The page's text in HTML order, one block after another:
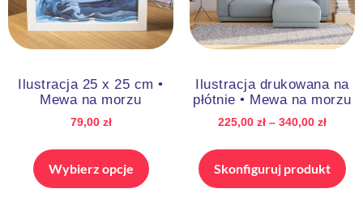
Ilustracja 25 x 25 cm •
Mewa na morzu
79,00 zł
Wybierz opcje
Ilustracja drukowana na
płótnie • Mewa na morzu
225,00 zł – 340,00 zł
Skonfiguruj produkt